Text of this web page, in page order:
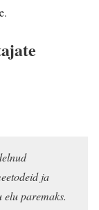
ja
paremaks.